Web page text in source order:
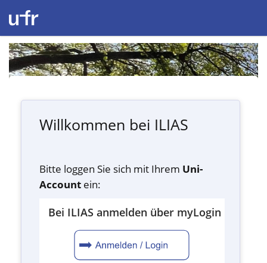
Willkommen bei ILIAS
Bitte loggen Sie sich mit Ihrem Uni-
Account ein:
Bei ILIAS anmelden über myLogin